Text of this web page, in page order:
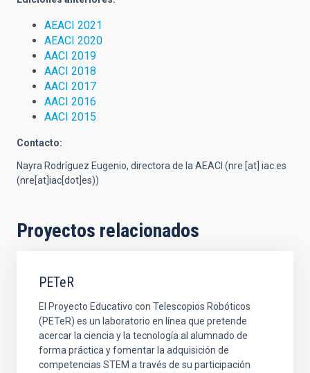
AEACI 2021
AEACI 2020
AACI 2019
AACI 2018
AACI 2017
AACI 2016
AACI 2015
Contacto:
Nayra Rodríguez Eugenio, directora de la AEACI (nre [at] iac.es
(nre[at]iac[dot]es))
Proyectos relacionados
PETeR
El Proyecto Educativo con Telescopios Robóticos
(PETeR) es un laboratorio en línea que pretende
acercar la ciencia y la tecnología al alumnado de
forma práctica y fomentar la adquisición de
competencias STEM a través de su participación